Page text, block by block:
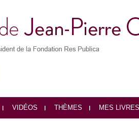
VIDÉOS THÈMES MES LIVRES